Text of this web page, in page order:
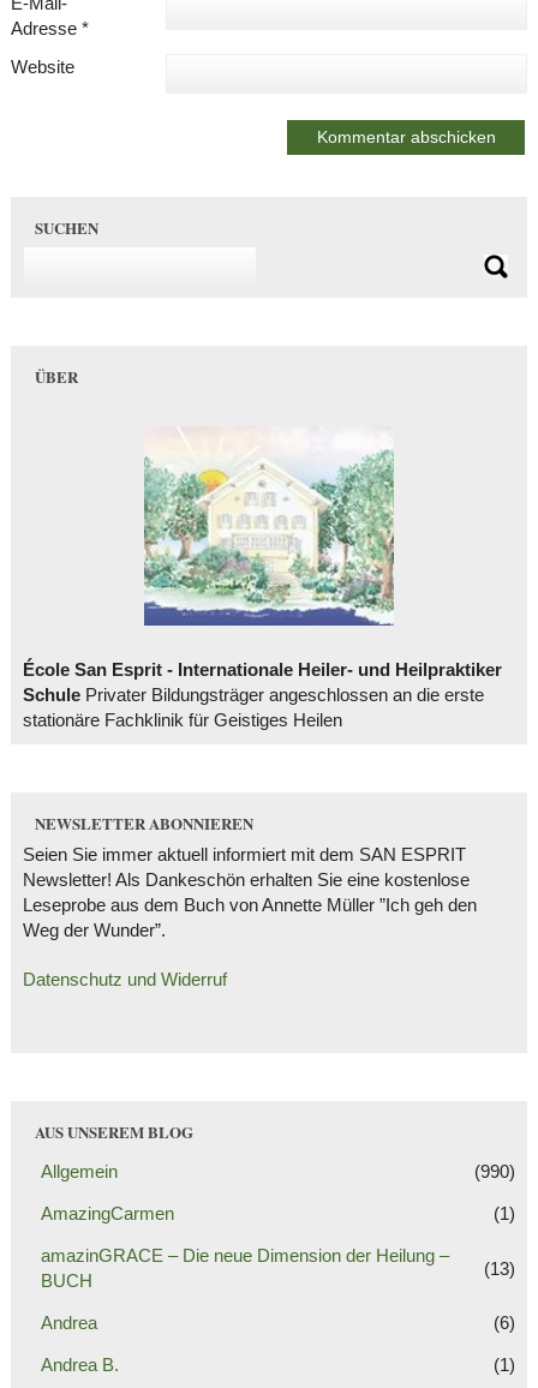
Adresse *
Website
SUCHEN
ÜBER
École San Esprit - Internationale Heiler- und Heilpraktiker
SchulePrivater Bildungsträger angeschlossen an die erste
stationäre Fachklinik für Geistiges Heilen
NEWSLETTER ABONNIEREN
Seien Sie immer aktuell informiert mit dem SAN ESPRIT
Newsletter! Als Dankeschön erhalten Sie eine kostenlose
Leseprobe aus dem Buch von Annette Müller ”Ich geh den
Weg der Wunder”.
Datenschutz und Widerruf
AUS UNSEREM BLOG
Allgemein (990)
AmazingCarmen (1)
amazinGRACE – Die neue Dimension der Heilung –
BUCH
(13)
Andrea (6)
Andrea B. (1)